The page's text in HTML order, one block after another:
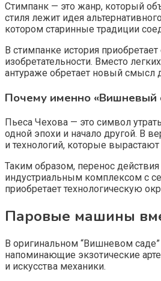
Стимпанк — это жанр, который
стиля лежит идея
котором старинные традиции
В стимпанке история
изобретательности. Вместо
антураже обретает новый смысл
Почему именно «Вишневый
Пьеса Чехова — это символ
одной эпохи и начало другой. В
и технологий, которые
Таким образом, перенос
индустриальным комплексом с
приобретает технологическую
Паровые машины
В оригинальном “Вишневом
напоминающие экзотические
и искусства механики.